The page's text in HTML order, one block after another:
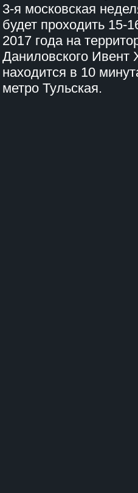
3-я московская
будет проходить 15-
2017 года на
Даниловского Ивент
находится в 10
метро Тульская.